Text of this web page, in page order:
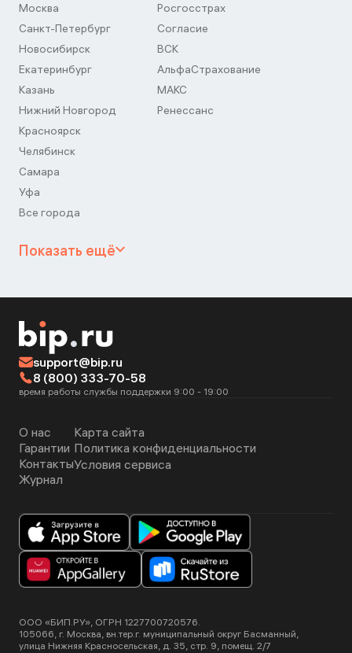
Москва
Санкт-Петербург
Новосибирск
Екатеринбург
Казань
Нижний Новгород
Красноярск
Челябинск
Самара
Уфа
Все города
Росгосстрах
Согласие
ВСК
АльфаСтрахование
МАКС
Ренессанс
Показать ещё
support@bip.ru
8 (800) 333-70-58
время работы службы поддержки 9:00 - 19:00
О нас
Гарантии
Контакты
Журнал
Карта сайта
Политика конфиденциальности
Условия сервиса
ООО «БИП.РУ», ОГРН 1227700720576.
105066, г. Москва, вн.тер.г. муниципальный округ Басманный,
улица Нижняя Красносельская, д. 35, стр. 9, помещ. 2/7